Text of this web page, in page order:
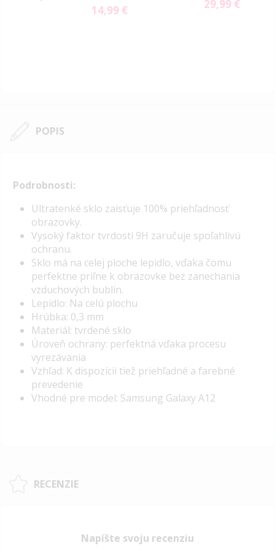
14,99 € 29,99 €
POPIS
Podrobnosti:
Ultratenké sklo zaisťuje 100% priehľadnosť
obrazovky.
Vysoký faktor tvrdosti 9H zaručuje spoľahlivú
ochranu.
Sklo má na celej ploche lepidlo, vďaka čomu
perfektne priľne k obrazovke bez zanechania
vzduchových bublín.
Lepidlo: Na celú plochu
Hrúbka: 0,3 mm
Materiál: tvrdené sklo
Úroveň ochrany: perfektná vďaka procesu
vyrezávania
Vzhľad: K dispozícii tiež priehľadné a farebné
prevedenie
Vhodné pre model: Samsung Galaxy A12
RECENZIE
Napíšte svoju recenziu